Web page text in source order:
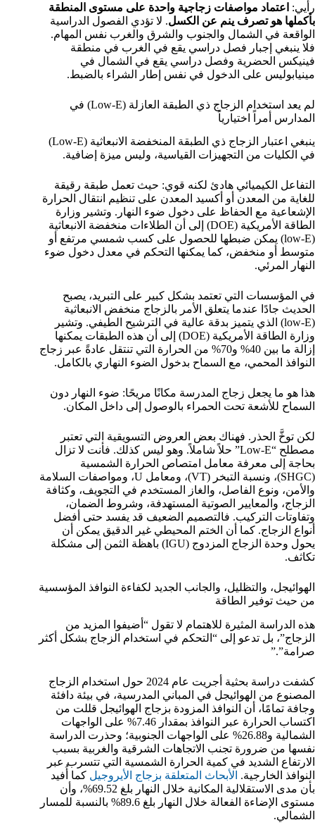
رأيي: اعتماد مواصفات زجاجية واحدة على مستوى المنطقة
بأكملها هو تصرف ينم عن الكسل. لا تؤدي الفصول الدراسية
الواقعة في الشمال والجنوب والشرق والغرب نفس المهام.
فلا ينبغي إجبار فصل دراسي يقع في الغرب في منطقة
فينيكس الحضرية وفصل دراسي يقع في الشمال في
مينيابوليس على الدخول في نفس إطار الشراء بالضبط.
لم يعد استخدام الزجاج ذي الطبقة العازلة (Low-E) في
المدارس أمراً اختيارياً
ينبغي اعتبار الزجاج ذي الطبقة المنخفضة الانبعاثية (Low-E)
في الكليات من التجهيزات القياسية، وليس ميزة إضافية.
التفاعل الكيميائي هادئ لكنه قوي: حيث تعمل طبقة رقيقة
للغاية من المعدن أو أكسيد المعدن على تنظيم انتقال الحرارة
الإشعاعية مع الحفاظ على دخول ضوء النهار. وتشير وزارة
الطاقة الأمريكية (DOE) إلى أن الطلاءات منخفضة الانبعاثية
(low-E) يمكن ضبطها للحصول على كسب شمسي مرتفع أو
متوسط أو منخفض، كما يمكنها التحكم في معدل دخول ضوء
النهار المرئي.
في المؤسسات التي تعتمد بشكل كبير على التبريد، يصبح
الحديث جادًا عندما يتعلق الأمر بالزجاج منخفض الانبعاثية
(low-E) الذي يتميز بدقة عالية في الترشيح الطيفي. وتشير
وزارة الطاقة الأمريكية (DOE) إلى أن هذه الطبقات يمكنها
إزالة ما بين 40% و70% من الحرارة التي تنتقل عادةً عبر زجاج
النوافذ المحمي، مع السماح بدخول الضوء النهاري بالكامل.
هذا هو ما يجعل زجاج المدرسة مكانًا مريحًا: ضوء النهار دون
السماح للأشعة تحت الحمراء بالوصول إلى داخل المكان.
لكن توخَّ الحذر. فهناك بعض العروض التسويقية التي تعتبر
مصطلح “Low-E” حلاً شاملاً. وهو ليس كذلك. فأنت لا تزال
بحاجة إلى معرفة معامل امتصاص الحرارة الشمسية
(SHGC)، ونسبة التبخر (VT)، ومعامل U، ومواصفات السلامة
والأمن، ونوع الفاصل، والغاز المستخدم في التجويف، وكثافة
الزجاج، والمعايير الصوتية المستهدفة، وشروط الضمان،
وتفاوتات التركيب. فالتصميم الضعيف قد يفسد حتى أفضل
أنواع الزجاج. كما أن الختم المحيطي غير الدقيق يمكن أن
يحول وحدة الزجاج المزدوج (IGU) باهظة الثمن إلى مشكلة
تكاثف.
الهوائيجل، والتظليل، والجانب الجديد لكفاءة النوافذ المؤسسية
من حيث توفير الطاقة
هذه الدراسة المثيرة للاهتمام لا تقول “أضيفوا المزيد من
الزجاج”، بل تدعو إلى “التحكم في استخدام الزجاج بشكل أكثر
صرامة”.”
كشفت دراسة بحثية أجريت عام 2024 حول استخدام الزجاج
المصنوع من الهوائيجل في المباني المدرسية، في بيئة دافئة
وجافة تمامًا، أن النوافذ المزودة بزجاج الهوائيجل قللت من
اكتساب الحرارة عبر النوافذ بمقدار 7.46% على الواجهات
الشمالية و26.88% على الواجهات الجنوبية؛ وحذرت الدراسة
نفسها من ضرورة تجنب الاتجاهات الشرقية والغربية بسبب
الارتفاع الشديد في كمية الحرارة الشمسية التي تتسرب عبر
النوافذ الخارجية. الأبحاث المتعلقة بزجاج الأيروجيل كما أُفيد
بأن مدى الاستقلالية المكانية خلال النهار بلغ 69.52%، وأن
مستوى الإضاءة الفعالة خلال النهار بلغ 89.6% بالنسبة للمسار
الشمالي.